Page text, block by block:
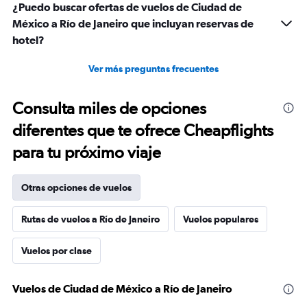
¿Puedo buscar ofertas de vuelos de Ciudad de
México a Río de Janeiro que incluyan reservas de
hotel?
Ver más preguntas frecuentes
Consulta miles de opciones
diferentes que te ofrece Cheapflights
para tu próximo viaje
Otras opciones de vuelos
Rutas de vuelos a Río de Janeiro Vuelos populares
Vuelos por clase
Vuelos de Ciudad de México a Río de Janeiro